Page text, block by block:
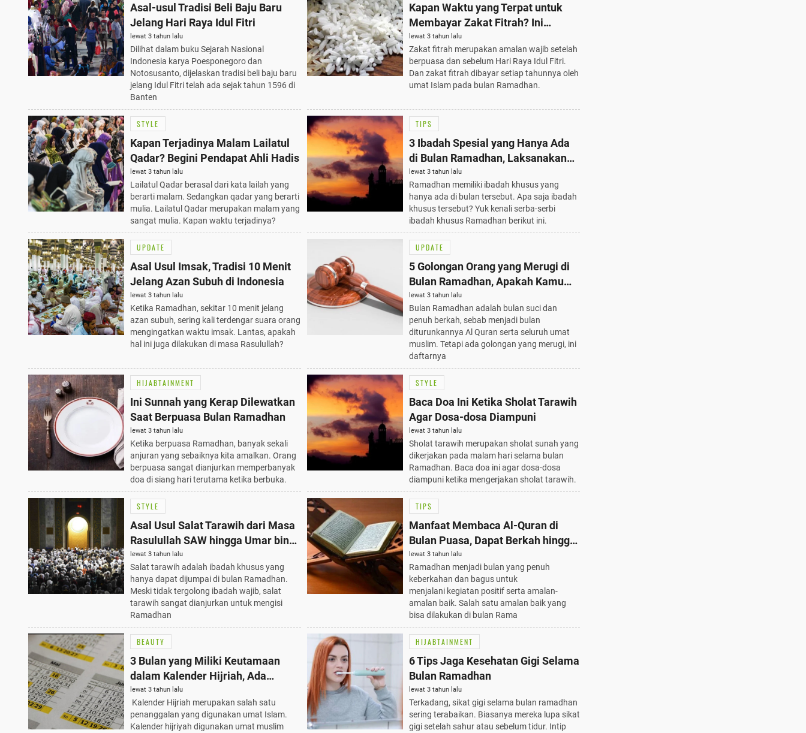
Asal-usul Tradisi Beli Baju Baru
Jelang Hari Raya Idul Fitri
lewat 3 tahun lalu
Dilihat dalam buku Sejarah Nasional
Indonesia karya Poesponegoro dan
Notosusanto, dijelaskan tradisi beli baju baru
jelang Idul Fitri telah ada sejak tahun 1596 di
Banten
Kapan Waktu yang Terpat untuk
Membayar Zakat Fitrah? Ini
Jawabannya
lewat 3 tahun lalu
Zakat fitrah merupakan amalan wajib setelah
berpuasa dan sebelum Hari Raya Idul Fitri.
Dan zakat fitrah dibayar setiap tahunnya oleh
umat Islam pada bulan Ramadhan.
STYLE
Kapan Terjadinya Malam Lailatul
Qadar? Begini Pendapat Ahli Hadis
lewat 3 tahun lalu
Lailatul Qadar berasal dari kata lailah yang
berarti malam. Sedangkan qadar yang berarti
mulia. Lailatul Qadar merupakan malam yang
sangat mulia. Kapan waktu terjadinya?
TIPS
3 Ibadah Spesial yang Hanya Ada
di Bulan Ramadhan, Laksanakan
untuk Menambah Amalan
lewat 3 tahun lalu
Ramadhan memiliki ibadah khusus yang
hanya ada di bulan tersebut. Apa saja ibadah
khusus tersebut? Yuk kenali serba-serbi
ibadah khusus Ramadhan berikut ini.
UPDATE
Asal Usul Imsak, Tradisi 10 Menit
Jelang Azan Subuh di Indonesia
lewat 3 tahun lalu
Ketika Ramadhan, sekitar 10 menit jelang
azan subuh, sering kali terdengar suara orang
mengingatkan waktu imsak. Lantas, apakah
hal ini juga dilakukan di masa Rasulullah?
UPDATE
5 Golongan Orang yang Merugi di
Bulan Ramadhan, Apakah Kamu
Termasuk?
lewat 3 tahun lalu
Bulan Ramadhan adalah bulan suci dan
penuh berkah, sebab menjadi bulan
diturunkannya Al Quran serta seluruh umat
muslim. Tetapi ada golongan yang merugi, ini
daftarnya
HIJABTAINMENT
Ini Sunnah yang Kerap Dilewatkan
Saat Berpuasa Bulan Ramadhan
lewat 3 tahun lalu
Ketika berpuasa Ramadhan, banyak sekali
anjuran yang sebaiknya kita amalkan. Orang
berpuasa sangat dianjurkan memperbanyak
doa di siang hari terutama ketika berbuka.
STYLE
Baca Doa Ini Ketika Sholat Tarawih
Agar Dosa-dosa Diampuni
lewat 3 tahun lalu
Sholat tarawih merupakan sholat sunah yang
dikerjakan pada malam hari selama bulan
Ramadhan. Baca doa ini agar dosa-dosa
diampuni ketika mengerjakan sholat tarawih.
STYLE
Asal Usul Salat Tarawih dari Masa
Rasulullah SAW hingga Umar bin
Khattab
lewat 3 tahun lalu
Salat tarawih adalah ibadah khusus yang
hanya dapat dijumpai di bulan Ramadhan.
Meski tidak tergolong ibadah wajib, salat
tarawih sangat dianjurkan untuk mengisi
Ramadhan
TIPS
Manfaat Membaca Al-Quran di
Bulan Puasa, Dapat Berkah hingga
Keimanan Semakin Kuat
lewat 3 tahun lalu
Ramadhan menjadi bulan yang penuh
keberkahan dan bagus untuk
menjalani kegiatan positif serta amalan-
amalan baik. Salah satu amalan baik yang
bisa dilakukan di bulan Rama
BEAUTY
3 Bulan yang Miliki Keutamaan
dalam Kalender Hijriah, Ada
Ramadhan
lewat 3 tahun lalu
Kalender Hijriah merupakan salah satu
penanggalan yang digunakan umat Islam.
Kalender hijriyah digunakan umat muslim
HIJABTAINMENT
6 Tips Jaga Kesehatan Gigi Selama
Bulan Ramadhan
lewat 3 tahun lalu
Terkadang, sikat gigi selama bulan ramadhan
sering terabaikan. Biasanya mereka lupa sikat
gigi setelah sahur atau sebelum tidur. Intip